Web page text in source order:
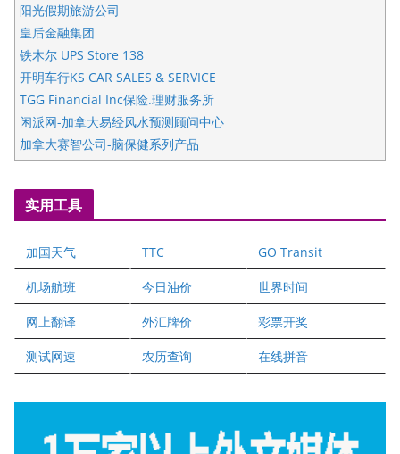
阳光假期旅游公司
皇后金融集团
铁木尔 UPS Store 138
开明车行KS CAR SALES & SERVICE
TGG Financial Inc保险.理财服务所
闲派网-加拿大易经风水预测顾问中心
加拿大赛智公司-脑保健系列产品
五星国艺拍卖及评估公司
国际注册执业营养师公会
爱德华连锁酒店万锦分店
健健宝公司
二十一世纪美联地产公司
全球趋势移民留学
盛达资本
正点印艺设计
实用工具
加国天气 TTC GO Transit
机场航班 今日油价 世界时间
网上翻译 外汇牌价 彩票开奖
测试网速 农历查询 在线拼音